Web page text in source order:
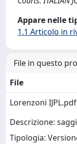
Appare nelle
1.1 Articolo in
File in questo
File
Lorenzoni IJPL.pdf
Descrizione:
Tipologia: